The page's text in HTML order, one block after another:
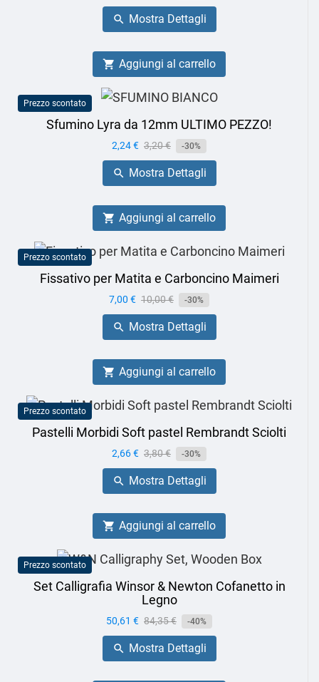
base
 Mostra Dettagli
 Aggiungi al carrello
Prezzo scontato
Sfumino Lyra da 12mm ULTIMO PEZZO!
Prezzo
2,24 € Prezzo
base
3,20 € -30%
 Mostra Dettagli
 Aggiungi al carrello
Prezzo scontato
Fissativo per Matita e Carboncino Maimeri
Prezzo
7,00 € Prezzo
base
10,00 € -30%
 Mostra Dettagli
 Aggiungi al carrello
Prezzo scontato
Pastelli Morbidi Soft pastel Rembrandt Sciolti
Prezzo
2,66 € Prezzo
base
3,80 € -30%
 Mostra Dettagli
 Aggiungi al carrello
Prezzo scontato
Set Calligrafia Winsor & Newton Cofanetto in
Legno
Prezzo
50,61 € Prezzo
base
84,35 € -40%
 Mostra Dettagli